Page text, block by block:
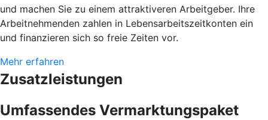
und machen Sie zu einem attraktiveren Arbeitgeber. Ihre
Arbeitnehmenden zahlen in Lebensarbeitszeitkonten ein
und finanzieren sich so freie Zeiten vor.
Mehr erfahren
Zusatzleistungen
Umfassendes Vermarktungspaket